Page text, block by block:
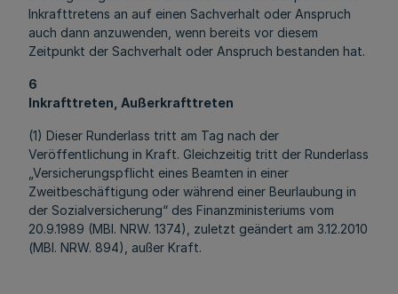
Inkrafttretens an auf einen Sachverhalt oder Anspruch
auch dann anzuwenden, wenn bereits vor diesem
Zeitpunkt der Sachverhalt oder Anspruch bestanden hat.
6
Inkrafttreten, Außerkrafttreten
(1) Dieser Runderlass tritt am Tag nach der
Veröffentlichung in Kraft. Gleichzeitig tritt der Runderlass
„Versicherungspflicht eines Beamten in einer
Zweitbeschäftigung oder während einer Beurlaubung in
der Sozialversicherung“ des Finanzministeriums vom
20.9.1989 (MBl. NRW. 1374), zuletzt geändert am 3.12.2010
(MBl. NRW. 894), außer Kraft.